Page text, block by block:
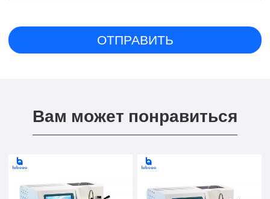
Вам может понравиться